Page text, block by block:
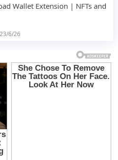
Wallet Extension | NFTs and
23/6/26